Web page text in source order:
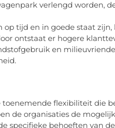
verlengd worden,
tijd en in goede staat
ontstaat er hogere
en
toenemende flexibiliteit die
de organisaties de
specifieke behoeften van